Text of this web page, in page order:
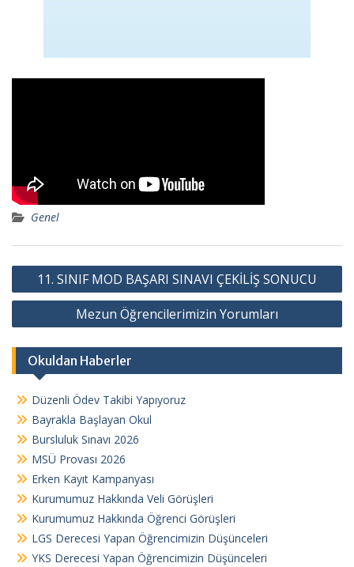
Genel
Y
a
z
n
m
e
s
11. SINIF MOD BAŞARI SINAVI ÇEKİLİŞ SONUCU
Mezun Öğrencilerimizin Yorumları
Okuldan Haberler
Düzenli Ödev Takibi Yapıyoruz
Bayrakla Başlayan Okul
Bursluluk Sınavı 2026
MSÜ Provası 2026
Erken Kayıt Kampanyası
Kurumumuz Hakkında Veli Görüşleri
Kurumumuz Hakkında Öğrenci Görüşleri
LGS Derecesi Yapan Öğrencimizin Düşünceleri
YKS Derecesi Yapan Öğrencimizin Düşünceleri